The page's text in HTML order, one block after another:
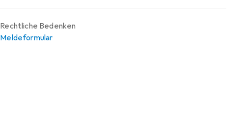
Rechtliche Bedenken
Meldeformular